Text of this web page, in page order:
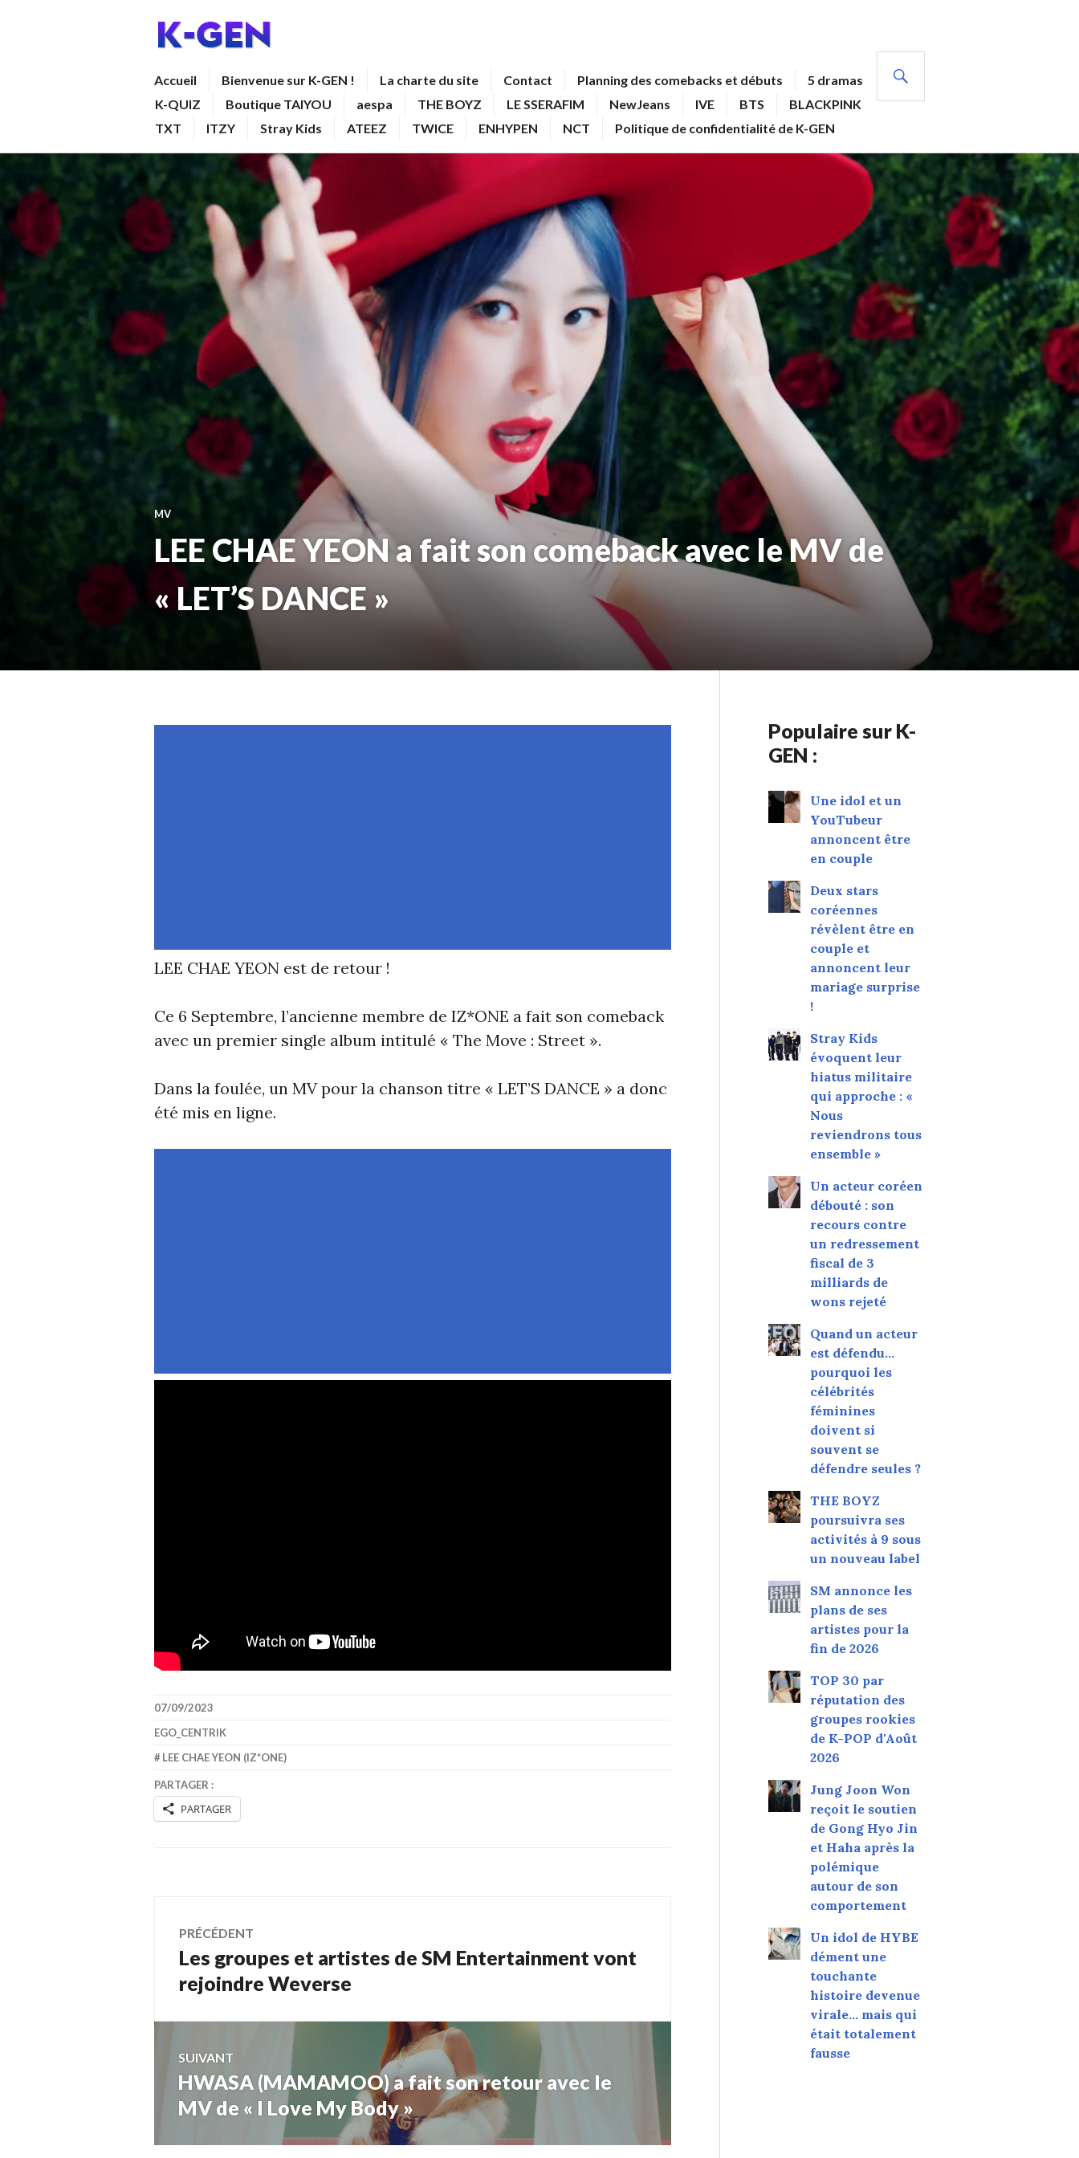
Accueil Bienvenue sur K-GEN ! La charte du site Contact Planning des comebacks et débuts
5 dramas
K-QUIZ
Boutique TAIYOU aespa THE BOYZ LE SSERAFIM NewJeans IVE BTS
BLACKPINK
TXT
ITZY Stray Kids ATEEZ TWICE ENHYPEN NCT Politique de confidentialité de K-GEN
MV
LEE CHAE YEON a fait son comeback avec le MV de
« LET’S DANCE »
LEE CHAE YEON est de retour !
Ce 6 Septembre, l’ancienne membre de IZ*ONE a fait son comeback
avec un premier single album intitulé « The Move : Street ».
Dans la foulée, un MV pour la chanson titre « LET’S DANCE » a donc
été mis en ligne.
07/09/2023
EGO_CENTRIK
LEE CHAE YEON (IZ*ONE)
PARTAGER :
PARTAGER
Navigation
de
l’article
PRÉCÉDENT
Article
précédent :
Les groupes et artistes de SM Entertainment vont
rejoindre Weverse
SUIVANT
Article
Suivant:
HWASA (MAMAMOO) a fait son retour avec le
MV de « I Love My Body »
Populaire sur K-
GEN :
Une idol et un
YouTubeur
annoncent être
en couple
Deux stars
coréennes
révèlent être en
couple et
annoncent leur
mariage surprise
!
Stray Kids
évoquent leur
hiatus militaire
qui approche : «
Nous
reviendrons tous
ensemble »
Un acteur coréen
débouté : son
recours contre
un redressement
fiscal de 3
milliards de
wons rejeté
Quand un acteur
est défendu…
pourquoi les
célébrités
féminines
doivent si
souvent se
défendre seules ?
THE BOYZ
poursuivra ses
activités à 9 sous
un nouveau label
SM annonce les
plans de ses
artistes pour la
fin de 2026
TOP 30 par
réputation des
groupes rookies
de K-POP d'Août
2026
Jung Joon Won
reçoit le soutien
de Gong Hyo Jin
et Haha après la
polémique
autour de son
comportement
Un idol de HYBE
dément une
touchante
histoire devenue
virale... mais qui
était totalement
fausse